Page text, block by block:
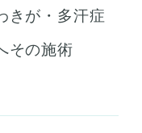
きが・多汗症
その施術